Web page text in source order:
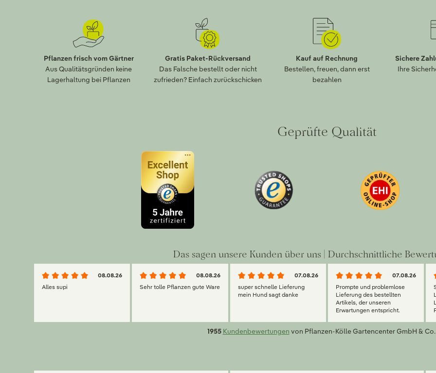
Pflanzen frisch vom Gärtner
Aus Qualitätsgründen keine
Lagerhaltung bei Pflanzen
Gratis Paket-Rückversand
Das Falsche bestellt oder nicht
zufrieden? Einfach zurückschicken
Kauf auf Rechnung
Bestellen, freuen, dann erst
bezahlen
Sichere
Ihre
Geprüfte Qualität
Das sagen unsere Kunden über uns | Durchschnittliche
08.08.26
Alles supi
08.08.26
Sehr tolle Pflanzen gute Ware
07.08.26
super schnelle Lieferung
mein Hund sagt danke
07.08.26
Prompte und problemlose
Lieferung des bestellten
Artikels, der unseren
Erwartungen entspricht.
1955 Kundenbewertungen von Pflanzen-Kölle Gartencenter GmbH & Co.